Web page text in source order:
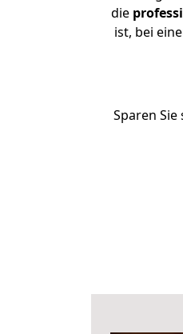
die
ist, bei
Sparen